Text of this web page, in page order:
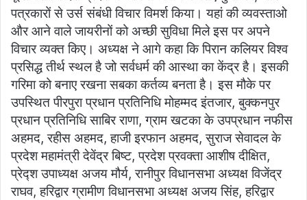
p o
k
पत्रकारों से उर्स संबंधी विचार विमर्श किया। यहां की व्यवस्ताओ
और आने वाले जायरीनों को अच्छी सुविधा मिले इस पर अपने
विचार व्यक्त किए। अध्यक्ष ने आगे कहा कि पिरान कलियर विश्व
प्रसिद्ध तीर्थ स्थल है जो सर्वधर्म की आस्था का केंद्र है। इसकी
गरिमा को बनाए रखना सबका कर्तव्य बनता है। इस मौके पर
उपस्थित पीरपुरा प्रधान प्रतिनिधि मोहम्मद इंतजार, बुक्कनपुर
प्रधान प्रतिनिधि साबिर राणा, ग्राम खटका के उपप्रधान नफीस
अहमद, रहीस अहमद, हाजी इरफान अहमद, सुराज सेवादल के
प्रदेश महामंत्री देवेंद्र बिष्ट, प्रदेश प्रवक्ता आशीष दीक्षित,
प्रेद्श उपाध्यक्ष अजय मौर्य, रानीपुर विधानसभा अध्यक्ष विजेंद्र
राघव, हरिद्वार ग्रामीण विधानसभा अध्यक्ष अजय सिंह, हरिद्वार